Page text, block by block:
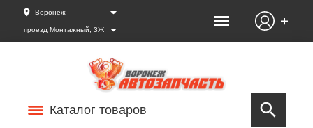
Воронеж
проезд Монтажный, 3Ж
Каталог товаров